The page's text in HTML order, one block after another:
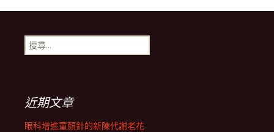
導
覽
列
搜
尋
近期文章
眼科增進童顏針的新陳代謝老花